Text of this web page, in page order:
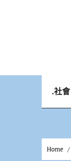
.社會
Home